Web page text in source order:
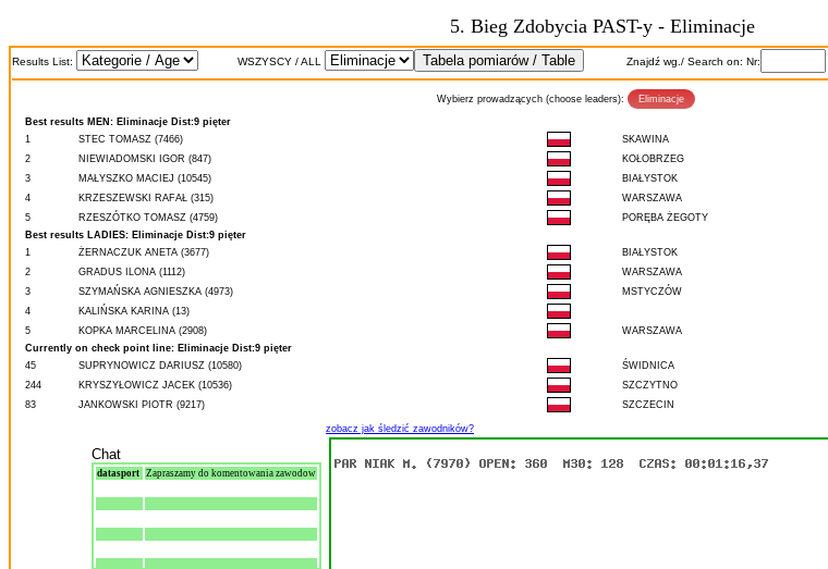
5. Bieg Zdobycia PAST-y - Eliminacje
Results List: WSZYSCY / ALL Znajdź wg./ Search on: Nr:
Wybierz prowadzących (choose leaders):
Best results MEN: Eliminacje Dist:9 pięter
1
STEC TOMASZ (7466) SKAWINA
2
NIEWIADOMSKI IGOR (847) KOŁOBRZEG
3
MAŁYSZKO MACIEJ (10545) BIAŁYSTOK
4
KRZESZEWSKI RAFAŁ (315) WARSZAWA
5
RZESZÓTKO TOMASZ (4759) PORĘBA ŻEGOTY
Best results LADIES: Eliminacje Dist:9 pięter
1
ŻERNACZUK ANETA (3677) BIAŁYSTOK
2
GRADUS ILONA (1112) WARSZAWA
3
SZYMAŃSKA AGNIESZKA (4973) MSTYCZÓW
4
KALIŃSKA KARINA (13)
5
KOPKA MARCELINA (2908) WARSZAWA
Currently on check point line: Eliminacje Dist:9 pięter
45
SUPRYNOWICZ DARIUSZ (10580) ŚWIDNICA
244
KRYSZYŁOWICZ JACEK (10536) SZCZYTNO
83
JANKOWSKI PIOTR (9217) SZCZECIN
Chat
datasport Zapraszamy do komentowania zawodow
zobacz jak śledzić zawodników?